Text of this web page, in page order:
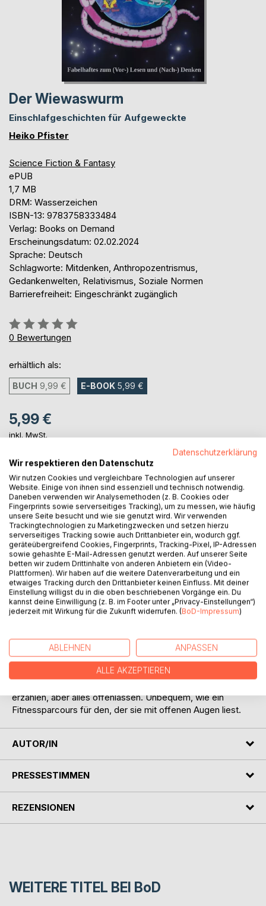
Der Wiewaswurm
Einschlafgeschichten für Aufgeweckte
Heiko Pfister
Science Fiction & Fantasy
ePUB
1,7 MB
DRM: Wasserzeichen
ISBN-13: 9783758333484
Verlag: Books on Demand
Erscheinungsdatum: 02.02.2024
Sprache: Deutsch
Schlagworte: Mitdenken, Anthropozentrismus,
Gedankenwelten, Relativismus, Soziale Normen
Barrierefreiheit: Eingeschränkt zugänglich
Bewertung::
0%
0 Bewertungen
erhältlich als:
BUCH 9,99 € E-BOOK 5,99 €
5,99 €
inkl. MwSt.
IN DEN WARENKORB
Auf die Merkliste
Titel bewerten
Erzählungen für Kinder und Eltern zum Mitdenken.
Geschichten über Freundschaft, Verzweiflung, Mut und
erzählen, aber alles offenlassen. Unbequem, wie ein
Fitnessparcours für den, der sie mit offenen Augen liest.
AUTOR/IN
PRESSESTIMMEN
REZENSIONEN
WEITERE TITEL BEI BoD
Datenschutzerklärung
Wir respektieren den Datenschutz
Wir nutzen Cookies und vergleichbare Technologien auf unserer
Website. Einige von ihnen sind essenziell und technisch notwendig.
Daneben verwenden wir Analysemethoden (z. B. Cookies oder
Fingerprints sowie serverseitiges Tracking), um zu messen, wie häufig
unsere Seite besucht und wie sie genutzt wird. Wir verwenden
Trackingtechnologien zu Marketingzwecken und setzen hierzu
serverseitiges Tracking sowie auch Drittanbieter ein, wodurch ggf.
geräteübergreifend Cookies, Fingerprints, Tracking-Pixel, IP-Adressen
sowie gehashte E-Mail-Adressen genutzt werden. Auf unserer Seite
betten wir zudem Drittinhalte von anderen Anbietern ein (Video-
Plattformen). Wir haben auf die weitere Datenverarbeitung und ein
etwaiges Tracking durch den Drittanbieter keinen Einfluss. Mit deiner
Einstellung willigst du in die oben beschriebenen Vorgänge ein. Du
kannst deine Einwilligung (z. B. im Footer unter „Privacy-Einstellungen“)
jederzeit mit Wirkung für die Zukunft widerrufen. (BoD-Impressum)
ABLEHNEN ANPASSEN
ALLE AKZEPTIEREN